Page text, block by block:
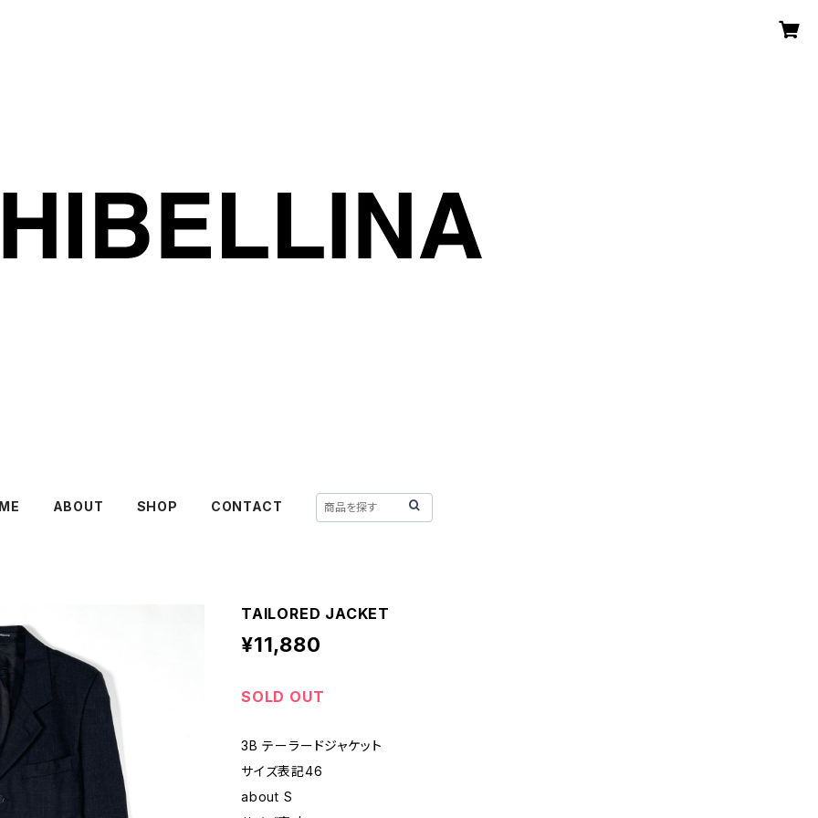
ABOUT SHOP CONTACT
TAILORED JACKET
¥11,880
SOLD OUT
3B テーラードジャケット
サイズ表記46
about S